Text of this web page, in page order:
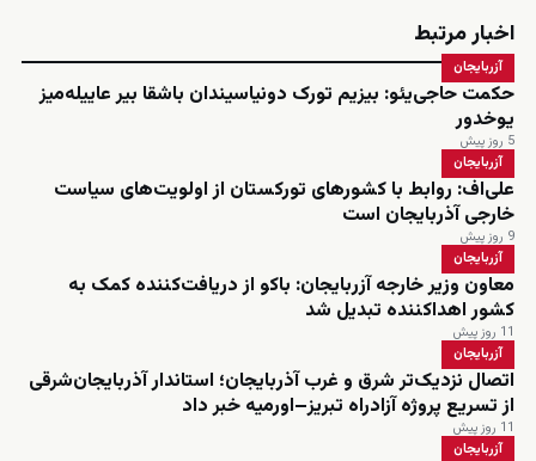
اخبار مرتبط
آزربایجان
حکمت حاجی‌یئو: بیزیم تورک دونیاسیندان باشقا بیر عاییله‌میز
یوخدور
5 روز پیش
آزربایجان
علی‌اف: روابط با کشورهای تورکستان از اولویت‌های سیاست
خارجی آذربایجان است
9 روز پیش
آزربایجان
معاون وزیر خارجه آزربایجان: باکو از دریافت‌کننده کمک به
کشور اهداکننده تبدیل شد
11 روز پیش
آزربایجان
اتصال نزدیک‌تر شرق و غرب آذربایجان؛ استاندار آذربایجان‌شرقی
از تسریع پروژه آزادراه تبریز–اورمیه خبر داد
11 روز پیش
آزربایجان